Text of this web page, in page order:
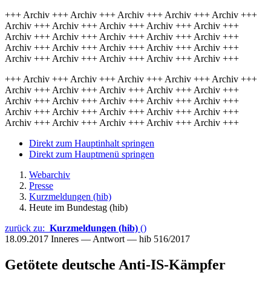
+++ Archiv +++ Archiv +++ Archiv +++ Archiv +++ Archiv +++
Archiv +++ Archiv +++ Archiv +++ Archiv +++ Archiv +++
Archiv +++ Archiv +++ Archiv +++ Archiv +++ Archiv +++
Archiv +++ Archiv +++ Archiv +++ Archiv +++ Archiv +++
Archiv +++ Archiv +++ Archiv +++ Archiv +++ Archiv +++
+++ Archiv +++ Archiv +++ Archiv +++ Archiv +++ Archiv +++
Archiv +++ Archiv +++ Archiv +++ Archiv +++ Archiv +++
Archiv +++ Archiv +++ Archiv +++ Archiv +++ Archiv +++
Archiv +++ Archiv +++ Archiv +++ Archiv +++ Archiv +++
Archiv +++ Archiv +++ Archiv +++ Archiv +++ Archiv +++
Direkt zum Hauptinhalt springen
Direkt zum Hauptmenü springen
Webarchiv
Presse
Kurzmeldungen (hib)
Heute im Bundestag (hib)
zurück zu: Kurzmeldungen (hib) ()
18.09.2017 Inneres — Antwort — hib 516/2017
Getötete deutsche Anti-IS-Kämpfer